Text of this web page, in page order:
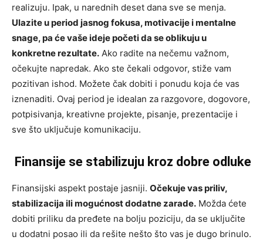
realizuju. Ipak, u narednih deset dana sve se menja.
Ulazite u period jasnog fokusa, motivacije i mentalne
snage, pa će vaše ideje početi da se oblikuju u
konkretne rezultate. Ako radite na nečemu važnom,
očekujte napredak. Ako ste čekali odgovor, stiže vam
pozitivan ishod. Možete čak dobiti i ponudu koja će vas
iznenaditi. Ovaj period je idealan za razgovore, dogovore,
potpisivanja, kreativne projekte, pisanje, prezentacije i
sve što uključuje komunikaciju.
Finansije se stabilizuju kroz dobre odluke
Finansijski aspekt postaje jasniji. Očekuje vas priliv,
stabilizacija ili mogućnost dodatne zarade. Možda ćete
dobiti priliku da pređete na bolju poziciju, da se uključite
u dodatni posao ili da rešite nešto što vas je dugo brinulo.